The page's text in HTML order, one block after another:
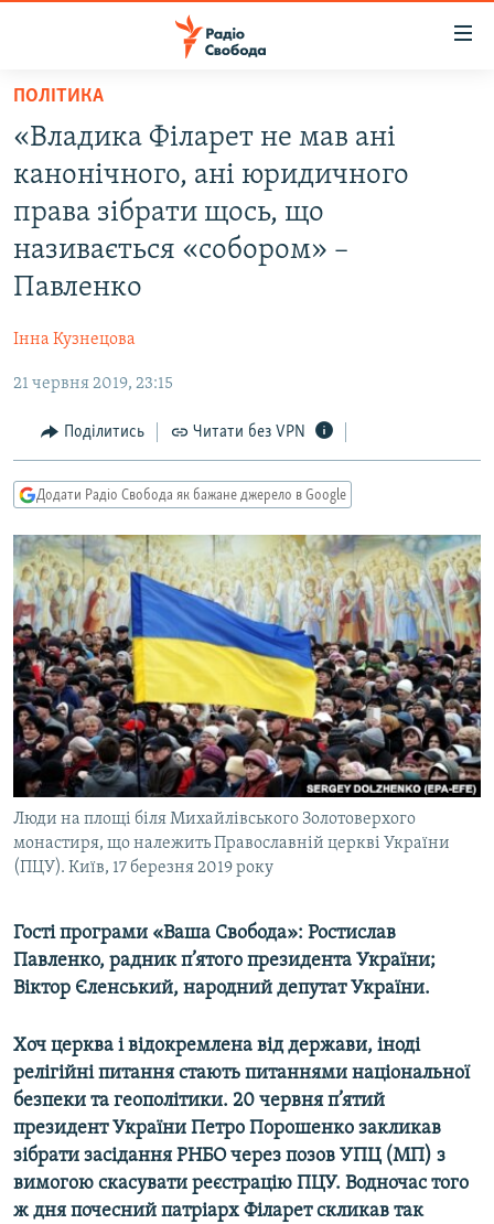
Перейти
основного
матеріалу
до
основної
навігації
до
ВСЕ ЗА ДОБУ
СПОРТ
УКРАЇНА
РОСІЙСЬКА «ФІЛЬТРАЦІЯ»
КРИМ.РЕАЛІЇ
ТИ ЯК?
СХЕМИ
МУЛЬТИМЕДІА
ФОТО
СПЕЦПРОЄКТИ
ПОДКАСТИ
КРИМ РЕАЛІЇ
РУС
УКР
КТАТ
ДОЛУЧАЙСЯ!
ПОЛІТИКА
«Владика Філарет не мав ані
канонічного, ані юридичного
права зібрати щось, що
називається «собором» –
Павленко
Інна Кузнецова
21 червня 2019, 23:15
Поділитись Читати без VPN
Додати Радіо Свобода як бажане джерело в Google
Люди на площі біля Михайлівського Золотоверхого
монастиря, що належить Православній церкві України
(ПЦУ). Київ, 17 березня 2019 року
Гості програми «Ваша Свобода»: Ростислав
Павленко, радник п’ятого президента України;
Віктор Єленський, народний депутат України.
Хоч церква і відокремлена від держави, іноді
релігійні питання стають питаннями національної
безпеки та геополітики. 20 червня п’ятий
президент України Петро Порошенко закликав
зібрати засідання РНБО через позов УПЦ (МП) з
вимогою скасувати реєстрацію ПЦУ. Водночас того
ж дня почесний патріарх Філарет скликав так